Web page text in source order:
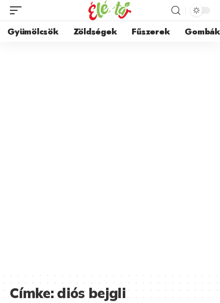
Gyümölcsök Zöldségek Fűszerek Gombák
Címke:diós bejgli